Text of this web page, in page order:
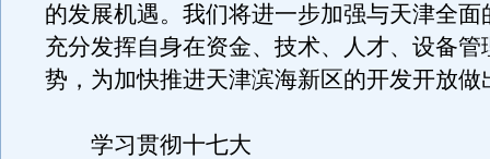
的发展机遇。我们将进一步加强与天津全面
充分发挥自身在资金、技术、人才、设备管
势，为加快推进天津滨海新区的开发开放做
学习贯彻十七大